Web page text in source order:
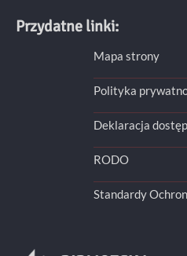
Przydatne linki:
Mapa strony
Polityka
Deklaracja
RODO
Standardy